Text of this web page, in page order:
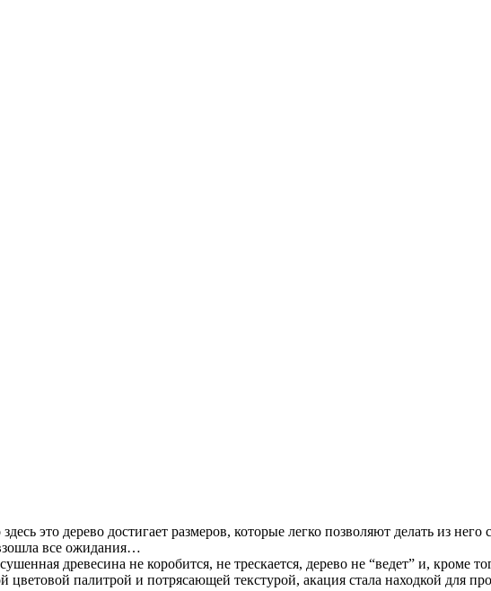
это дерево достигает размеров, которые легко позволяют делать из
все ожидания…
древесина не коробится, не трескается, дерево не “ведет” и, кроме
палитрой и потрясающей текстурой, акация стала находкой для